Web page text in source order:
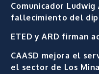
Comunicador
fallecimiento del
ETED y ARD firman
CAASD mejora el
el sector de Los Mina